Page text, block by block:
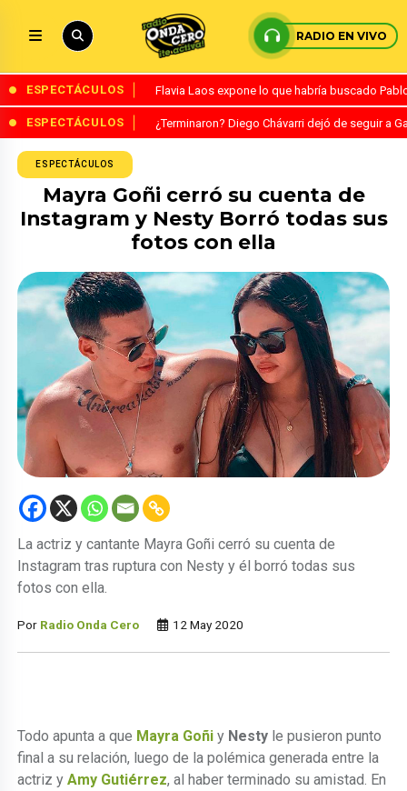
RADIO EN VIVO
ESPECTÁCULOS Flavia Laos expone lo que habría buscado
ESPECTÁCULOS ¿Terminaron? Diego Chávarri dejó de seguir a
ESPECTÁCULOS
Mayra Goñi cerró su cuenta de
Instagram y Nesty Borró todas sus
fotos con ella
La actriz y cantante Mayra Goñi cerró su cuenta de
Instagram tras ruptura con Nesty y él borró todas sus
fotos con ella.
Por Radio Onda Cero 12 May 2020
Todo apunta a que Mayra Goñi y Nesty le pusieron punto
final a su relación, luego de la polémica generada entre la
actriz yAmy Gutiérrez, al haber terminado su amistad. En